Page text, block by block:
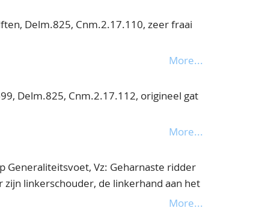
Delm.825, Cnm.2.17.110, zeer fraai
More...
Delm.825, Cnm.2.17.112, origineel gat
More...
Generaliteitsvoet, Vz: Geharnaste ridder
linkerschouder, de linkerhand aan het
rechter een schild met een klimmende
More...